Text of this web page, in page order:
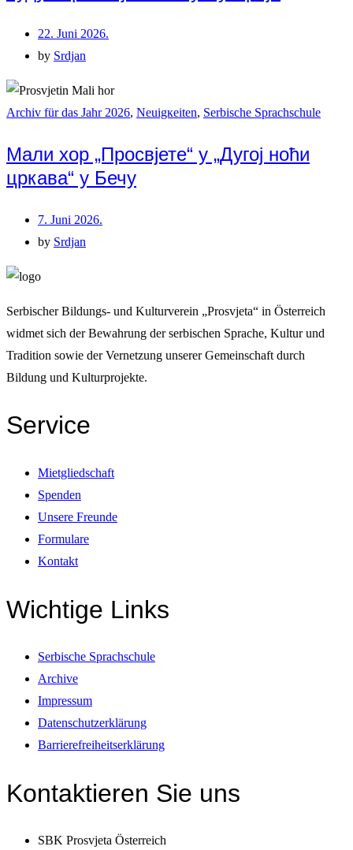
22. Juni 2026.
by Srdjan
Archiv für das Jahr 2026, Neuigкeiten, Serbische Sprachschule
Мали хор „Просвјете“ у „Дугој ноћи
цркава“ у Бечу
7. Juni 2026.
by Srdjan
Serbischer Bildungs- und Kulturverein „Prosvjeta“ in Österreich
widmet sich der Bewahrung der serbischen Sprache, Kultur und
Tradition sowie der Vernetzung unserer Gemeinschaft durch
Bildung und Kulturprojekte.
Service
Mietgliedschaft
Spenden
Unsere Freunde
Formulare
Kontakt
Wichtige Links
Serbische Sprachschule
Archive
Impressum
Datenschutzerklärung
Barrierefreiheitserklärung
Kontaktieren Sie uns
SBK Prosvjeta Österreich